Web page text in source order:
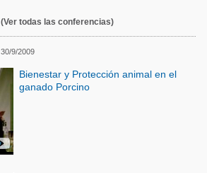
(Ver todas las conferencias)
30/9/2009
Bienestar y Protección animal en el
ganado Porcino